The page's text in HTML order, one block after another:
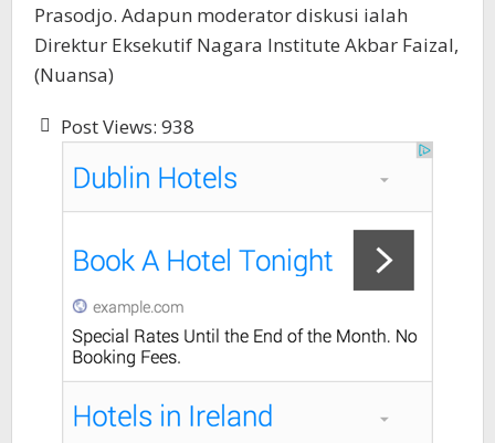
Prasodjo. Adapun moderator diskusi ialah
Direktur Eksekutif Nagara Institute Akbar Faizal,
(Nuansa)
Post Views: 938